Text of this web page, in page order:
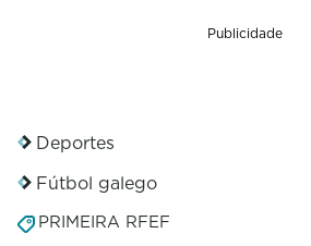
d
s
Publicidade
Deportes
Fútbol galego
PRIMEIRA RFEF